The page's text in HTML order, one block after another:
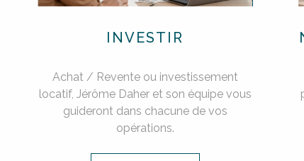
INVESTIR
Achat / Revente ou investissement
locatif, Jérôme Daher et son équipe vous
guideront dans chacune de vos
opérations.